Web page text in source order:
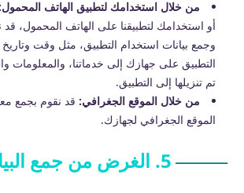
من خلال استخدامك لتطبيق الهاتف المحمول:
أو استخدامك لتطبيقنا على الهاتف المحمول، قد
وجمع بيانات استخدام التطبيق، مثل وقت
التطبيق على جهازك إلى خدماتنا، والمعلومات
تم تنزيلها إلى التطبيق.
من خلال الموقع الجغرافي: قد نقوم بجمع
الموقع الجغرافي لجهازك.
5. الغرض من جمع البيانات